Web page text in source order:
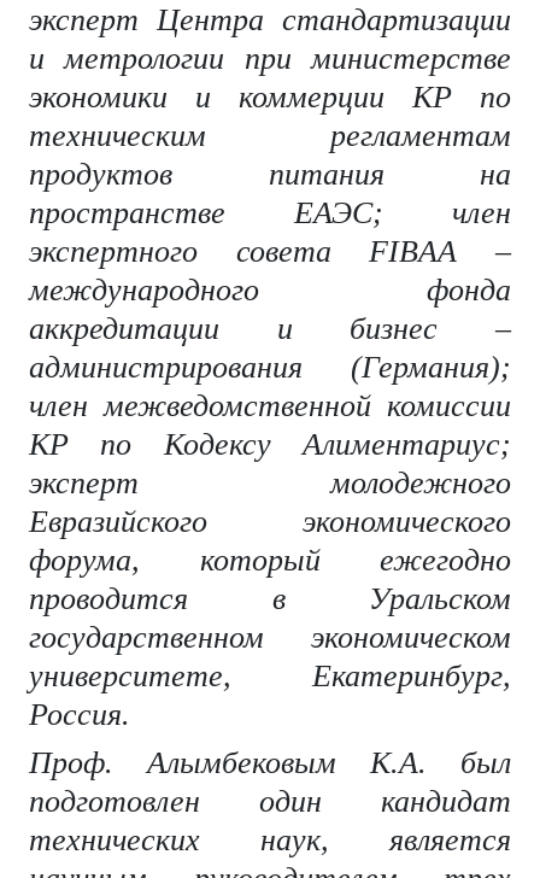
эксперт Центра стандартизации
и метрологии при министерстве
экономики и коммерции КР по
техническим регламентам
продуктов питания на
пространстве ЕАЭС; член
экспертного совета FIBAA –
международного фонда
аккредитации и бизнес –
администрирования (Германия);
член межведомственной комиссии
КР по Кодексу Алиментариус;
эксперт молодежного
Евразийского экономического
форума, который ежегодно
проводится в Уральском
государственном экономическом
университете, Екатеринбург,
Россия.
Проф. Алымбековым К.А. был
подготовлен один кандидат
технических наук, является